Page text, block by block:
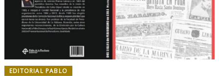
EDITORIAL PABLO